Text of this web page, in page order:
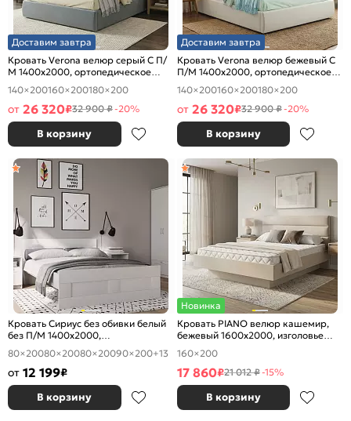
Доставим завтра
Кровать Verona велюр серый С П/
М 1400x2000, ортопедическое
основание, изголовье мягкое
140×200160×200180×200
от 26 320₽32 900 ₽-20%
В корзину
Доставим завтра
Кровать Verona велюр бежевый С
П/М 1400x2000, ортопедическое
основание, изголовье мягкое
140×200160×200180×200
от 26 320₽32 900 ₽-20%
В корзину
Кровать Сириус без обивки белый
без П/М 1400x2000,
ортопедическое основание,
изголовье жесткое
80×20080×20080×20090×200+13
от 12 199₽
В корзину
Новинка
Кровать PIANO велюр кашемир,
бежевый 1600x2000, изголовье
мягкое
160×200
17 860₽21 012 ₽-15%
В корзину